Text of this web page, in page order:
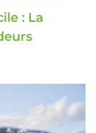
: La